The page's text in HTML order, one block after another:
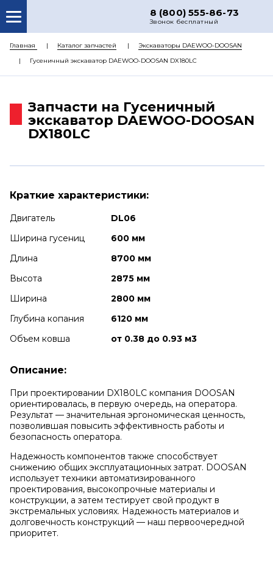
8 (800) 555-86-73
Звонок бесплатный
О НАС
КАТАЛОГ ЗАПЧАСТЕЙ
ДОСТАВКА
Главная Каталог запчастей
Экскаваторы DAEWOO-DOOSAN
Гусеничный экскаватор DAEWOO-DOOSAN DX180LC
Запчасти на Гусеничный
экскаватор DAEWOO-DOOSAN
DX180LC
Краткие характеристики:
Двигатель
DL06
Ширина гусениц
600 мм
Длина
8700 мм
Высота
2875 мм
Ширина
2800 мм
Глубина копания
6120 мм
Объем ковша
от 0.38 до 0.93 м3
Описание:
При проектировании DX180LC компания DOOSAN
ориентировалась, в первую очередь, на оператора.
Результат — значительная эргономическая ценность,
позволившая повысить эффективность работы и
безопасность оператора.
Надежность компонентов также способствует
снижению общих эксплуатационных затрат. DOOSAN
использует техники автоматизированного
проектирования, высокопрочные материалы и
конструкции, а затем тестирует свой продукт в
экстремальных условиях. Надежность материалов и
долговечность конструкций — наш первоочередной
приоритет.